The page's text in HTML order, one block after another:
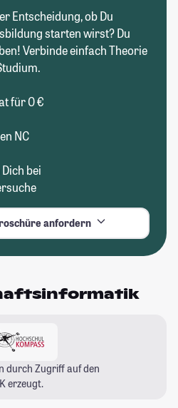
Entscheidung, ob Du
starten wirst? Du
Verbinde einfach Theorie
für 0 €
NC
bei
anfordern
durch Zugriff auf den
erzeugt.